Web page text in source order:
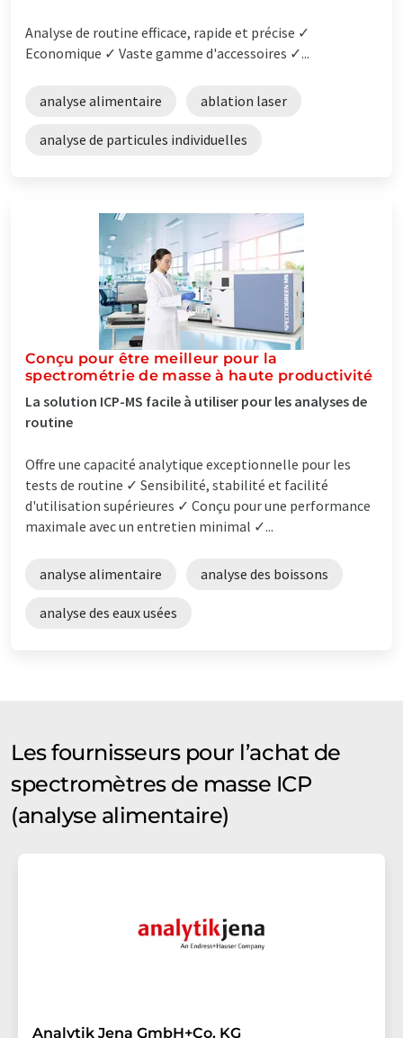
Analyse de routine efficace, rapide et précise ✓
Economique ✓ Vaste gamme d'accessoires ✓...
analyse alimentaire ablation laser
analyse de particules individuelles
Conçu pour être meilleur pour la
spectrométrie de masse à haute productivité
La solution ICP-MS facile à utiliser pour les analyses de
routine
Offre une capacité analytique exceptionnelle pour les
tests de routine ✓ Sensibilité, stabilité et facilité
d'utilisation supérieures ✓ Conçu pour une performance
maximale avec un entretien minimal ✓...
analyse alimentaire analyse des boissons
analyse des eaux usées
Les fournisseurs pour l’achat de
spectromètres de masse ICP
(analyse alimentaire)
Analytik Jena GmbH+Co. KG